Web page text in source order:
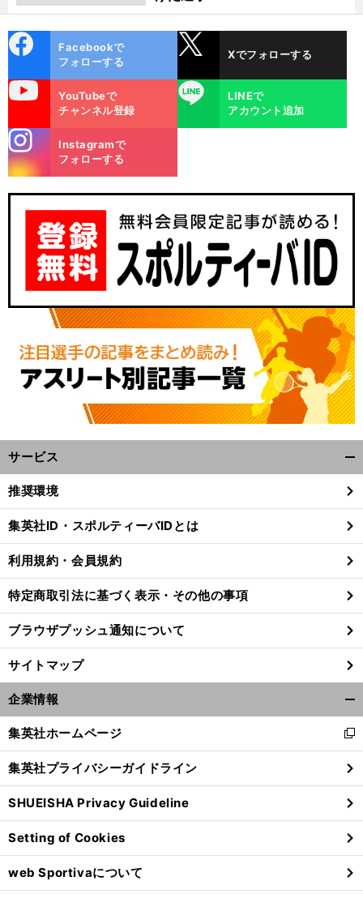
ok
Facebookで
フォローする
Xでフォローする
YouTubeで
チャンネル登録
LINE
LINEで
アカウント追加
m
Instagramで
フォローする
サービス
閉
る
推奨環境
集英社ID・スポルティーバIDとは
利用規約・会員規約
特定商取引法に基づく表示・その他の事項
ブラウザプッシュ通知について
サイトマップ
企業情報
閉
る
集英社ホームページ
新
し
い
ウ
ィ
ン
ド
ウ
で
開
集英社プライバシーガイドライン
SHUEISHA Privacy Guideline
Setting of Cookies
web Sportivaについて